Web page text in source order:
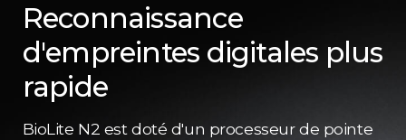
Reconnaissance
d'empreintes digitales plus
rapide
BioLite N2 est doté d'un processeur de pointe